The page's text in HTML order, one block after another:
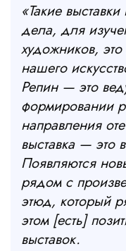
«Такие
дела, для
художников,
нашего
Репин — это
формировании
направления
выставка — это
Появляются
рядом с
этюд, который
этом [есть]
выставок.